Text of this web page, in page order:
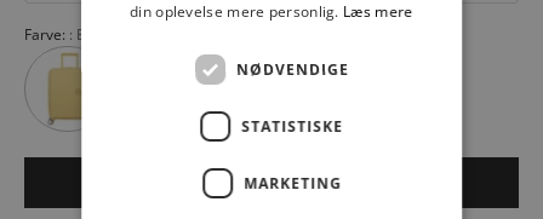
Farve: Bass Black 1027
LÆG I KURV
din oplevelse mere personlig. Læs mere
NØDVENDIGE
STATISTISKE
MARKETING